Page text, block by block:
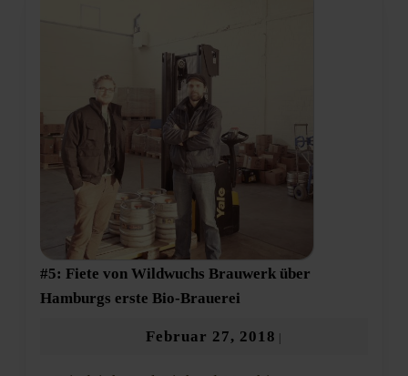
#5: Fiete von Wildwuchs Brauwerk über
Hamburgs erste Bio-Brauerei
von
Wildwuchs
Februar 27, 2018 Februar